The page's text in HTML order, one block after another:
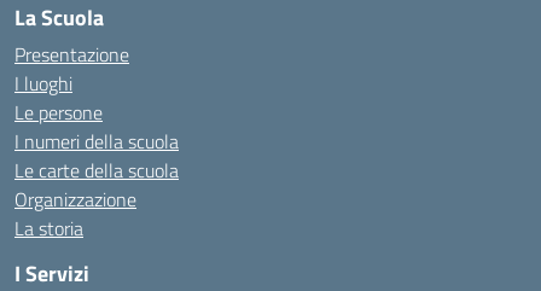
La Scuola
Presentazione
I luoghi
Le persone
I numeri della scuola
Le carte della scuola
Organizzazione
La storia
I Servizi